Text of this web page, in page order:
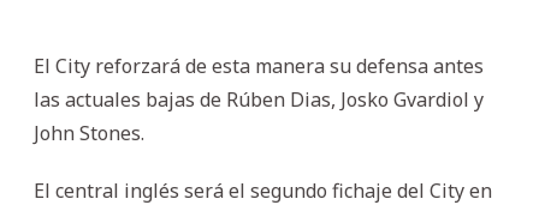
El City reforzará de esta manera su defensa antes
las actuales bajas de Rúben Dias, Josko Gvardiol y
John Stones.
El central inglés será el segundo fichaje del City en